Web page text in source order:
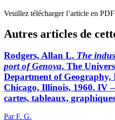
Veuillez télécharger l’article en
Autres articles de
Rodgers, Allan L. The
port of Genova. The
Department of Geography,
Chicago, Illinois, 1960. IV
cartes, tableaux,
Par F. G.